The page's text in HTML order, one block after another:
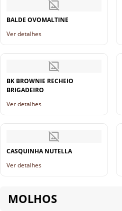
BALDE OVOMALTINE
Ver detalhes
BK BROWNIE RECHEIO
BRIGADEIRO
Ver detalhes
CASQUINHA NUTELLA
Ver detalhes
MOLHOS